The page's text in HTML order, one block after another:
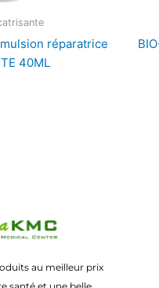
réparatrice
40ML
au meilleur prix